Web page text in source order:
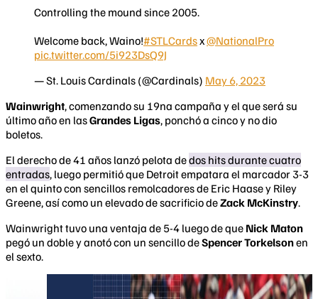
Controlling the mound since 2005.
Welcome back, Waino!#STLCardsx@NationalPro
pic.twitter.com/5i923DsQ9J
— St. Louis Cardinals (@Cardinals) May 6, 2023
Wainwright, comenzando su 19na campaña y el que será su
último año en lasGrandes Ligas, ponchó a cinco y no dio
boletos.
El derecho de 41 años lanzó pelota dedos hits durante cuatro
entradas, luego permitió que Detroit empatara el marcador 3-3
en el quinto con sencillos remolcadores de Eric Haase y Riley
Greene, así como un elevado de sacrificio deZack McKinstry.
Wainwright tuvo una ventaja de 5-4 luego de que Nick Maton
pegó un doble y anotó con un sencillo deSpencer Torkelsonen
el sexto.